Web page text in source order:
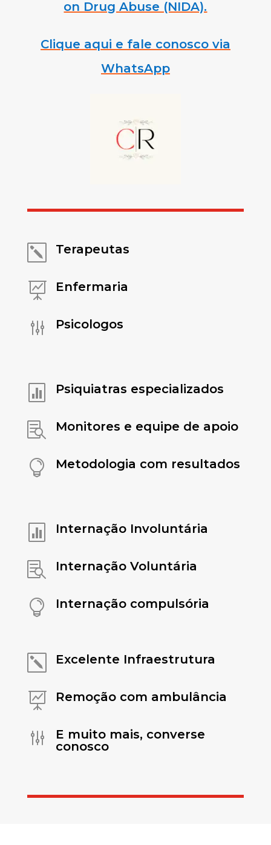
on Drug Abuse (NIDA).
Clique aqui e fale conosco via
WhatsApp
k Terapeutas
 Enfermaria
g Psicologos
 Psiquiatras especializados
 Monitores e equipe de apoio
 Metodologia com resultados
 Internação Involuntária
 Internação Voluntária
 Internação compulsória
k Excelente Infraestrutura
 Remoção com ambulância
g
E muito mais, converse
conosco